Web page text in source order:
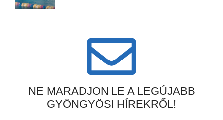
NE MARADJON LE A LEGÚJABB
GYÖNGYÖSI HÍREKRŐL!